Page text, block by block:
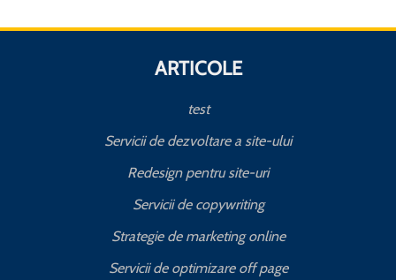
ARTICOLE
test
Servicii de dezvoltare a site-ului
Redesign pentru site-uri
Servicii de copywriting
Strategie de marketing online
Servicii de optimizare off page